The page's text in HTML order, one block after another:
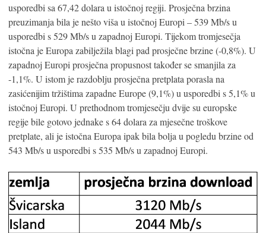
usporedbi sa 67,42 dolara u istočnoj regiji. Prosječna brzina
preuzimanja bila je nešto viša u istočnoj Europi – 539 Mb/s u
usporedbi s 529 Mb/s u zapadnoj Europi. Tijekom tromjesečja
istočna je Europa zabilježila blagi pad prosječne brzine (-0,8%). U
zapadnoj Europi prosječna propusnost također se smanjila za
-1,1%. U istom je razdoblju prosječna pretplata porasla na
zasićenijim tržištima zapadne Europe (9,1%) u usporedbi s 5,1% u
istočnoj Europi. U prethodnom tromjesečju dvije su europske
regije bile gotovo jednake s 64 dolara za mjesečne troškove
pretplate, ali je istočna Europa ipak bila bolja u pogledu brzine od
543 Mb/s u usporedbi s 535 Mb/s u zapadnoj Europi.